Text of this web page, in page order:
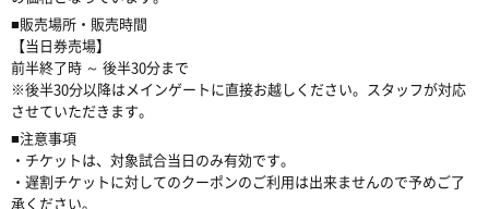
■販売場所・販売時間
【当日券売場】
前半終了時 ～ 後半30分まで
※後半30分以降はメインゲートに直接お越しください。スタッフが対応
させていただきます。
■注意事項
・チケットは、対象試合当日のみ有効です。
・遅割チケットに対してのクーポンのご利用は出来ませんので予めご了
承ください。